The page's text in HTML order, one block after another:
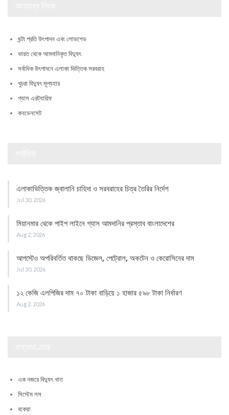
ঘন্টা প্রতি উৎপাদন এবং লোডশেড
ভারত থেকে আমদানিকৃত বিদ্যুৎ
সর্বাধিক উৎপাদনে এলাকা ভিত্তিক সরবরাহ
খুচরা বিদ্যুৎ মূল্যহার
গ্যাস এরট্যারিফ
কনডেনসেট
এলাকাভিত্তিক জ্বালানি চাহিদা ও সরবরাহের চিত্র তৈরির নির্দেশ
Jul 30, 2026
মিয়ানমার থেকে পাইপ লাইনে গ্যাস আমদানির প্রস্তাব বাংলাদেশের
Aug 2, 2026
আগস্টেও অপরিবর্তিত থাকছে ডিজেল, পেট্রোল, অকটেন ও কেরোসিনের দাম
Jul 30, 2026
১২ কেজি এলপিজির দাম ৭০ টাকা বাড়িয়ে ১ হাজার ৫৯৮ টাকা নির্ধারণ
Aug 2, 2026
এক নজরে বিদ্যুৎ খাত
সিস্টেম লস
বকেয়া